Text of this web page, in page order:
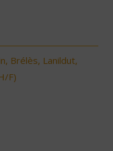
Brélès, Lanildut,
F)